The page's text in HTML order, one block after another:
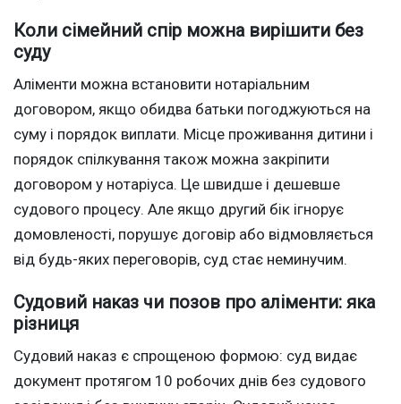
Коли сімейний спір можна вирішити без
суду
Аліменти можна встановити нотаріальним
договором, якщо обидва батьки погоджуються на
суму і порядок виплати. Місце проживання дитини і
порядок спілкування також можна закріпити
договором у нотаріуса. Це швидше і дешевше
судового процесу. Але якщо другий бік ігнорує
домовленості, порушує договір або відмовляється
від будь-яких переговорів, суд стає неминучим.
Судовий наказ чи позов про аліменти: яка
різниця
Судовий наказ є спрощеною формою: суд видає
документ протягом 10 робочих днів без судового